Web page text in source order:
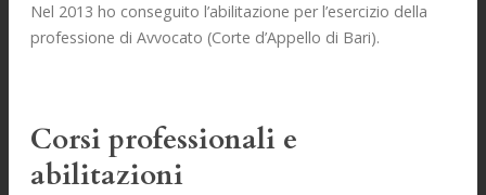
Nel 2013 ho conseguito l’abilitazione per l’esercizio della
professione di Avvocato (Corte d’Appello di Bari).
Corsi professionali e
abilitazioni